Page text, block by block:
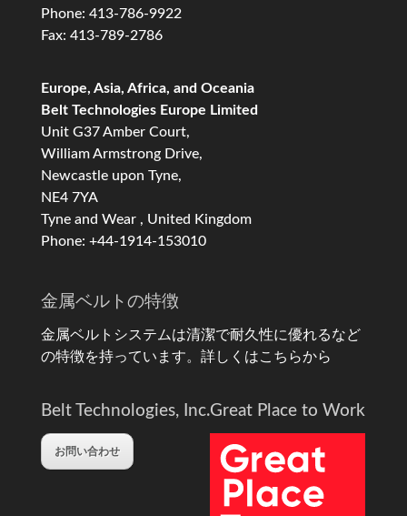
Phone: 413-786-9922
Fax: 413-789-2786
Europe, Asia, Africa, and Oceania
Belt Technologies Europe Limited
Unit G37 Amber Court,
William Armstrong Drive,
Newcastle upon Tyne,
NE4 7YA
Tyne and Wear , United Kingdom
Phone: +44-1914-153010
金属ベルトの特徴
金属ベルトシステムは清潔で耐久性に優れるなど
の特徴を持っています。 詳しくはこちらから
Belt Technologies, Inc.
お問い合わせ
Great Place to Work